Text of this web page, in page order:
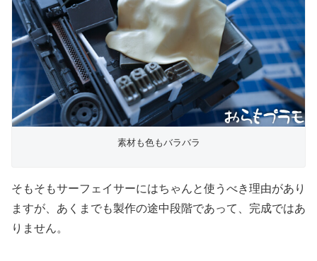
素材も色もバラバラ
そもそもサーフェイサーにはちゃんと使うべき理由があり
ますが、あくまでも製作の途中段階であって、完成ではあ
りません。